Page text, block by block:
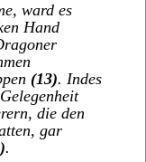
ward es
Hand
(13). Indes
die den
gar
.